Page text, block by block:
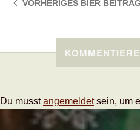
VORHERIGES BIER BEITRAG
Du musstangemeldetsein, um